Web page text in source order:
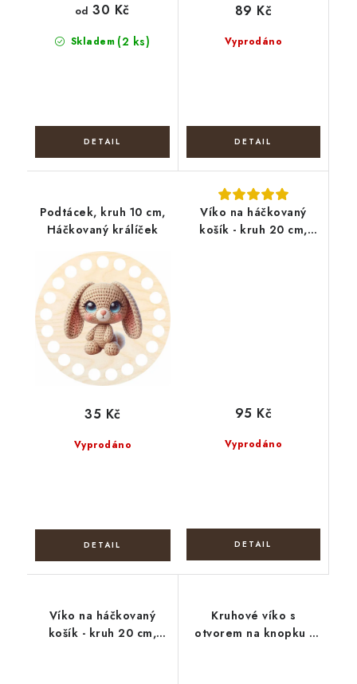
Skladem (2 ks)
od 30 Kč
Vyprodáno
89 Kč
Podtácek, kruh 10 cm,
Háčkovaný králíček
Vyprodáno
35 Kč
Víko na háčkovaný
košík - kruh 20 cm,
Vyprodáno
95 Kč
Víko na háčkovaný
košík - kruh 20 cm,
Kruhové víko s
otvorem na knopku -